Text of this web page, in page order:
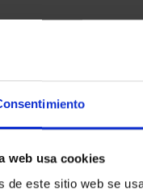
web usa cookies
de este sitio web se